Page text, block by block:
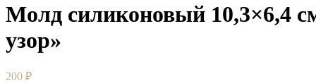
Молд силиконовый 10,3×6,4
узор»
200 ₽